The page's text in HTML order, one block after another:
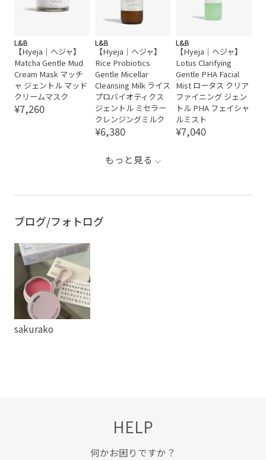
L&B
【Hyeja｜ヘジャ】
Matcha Gentle Mud
Cream Mask マッチ
ャ ジェントル マッド
クリームマスク
¥7,260
L&B
【Hyeja｜ヘジャ】
Rice Probiotics
Gentle Micellar
Cleansing Milk ライス
プロバイオティクス
ジェントル ミセラー
クレンジングミルク
¥6,380
L&B
【Hyeja｜ヘジャ】
Lotus Clarifying
Gentle PHA Facial
Mist ロータス クリア
ファイニング ジェン
トル PHA フェイシャ
ルミスト
¥7,040
もっと見る
ブログ/フォトログ
sakurako
HELP
何かお困りですか？